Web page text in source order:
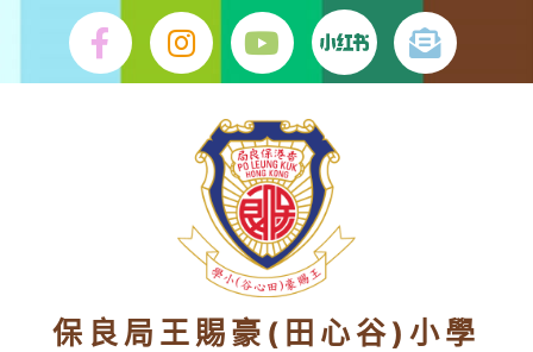
content
保良局王賜豪(田心谷)小學